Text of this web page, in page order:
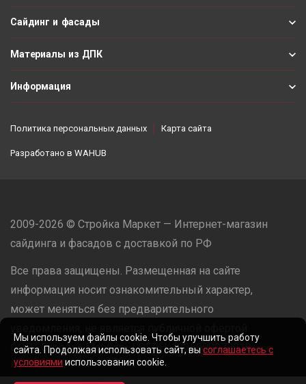
Сайдинг и фасады
Материалы из ДПК
Информация
Политика персональных данных Карта сайта
Разработано в WAHUB
2009-2026 © Стройка Маркет — Интернет-магазин
сайдинга и фасадов с доставкой по РФ
Все права защищены. Размещенная на сайте
информация носит ознакомительный характер,
может меняться без предварительного
ООО «Стройка Маркет» | ОГРН: 1235000079918
Мы используем файлы cookie. Чтобы улучшить работу
сайта. Продолжая использовать сайт, вы соглашаетесь с
условиями использования cookie.